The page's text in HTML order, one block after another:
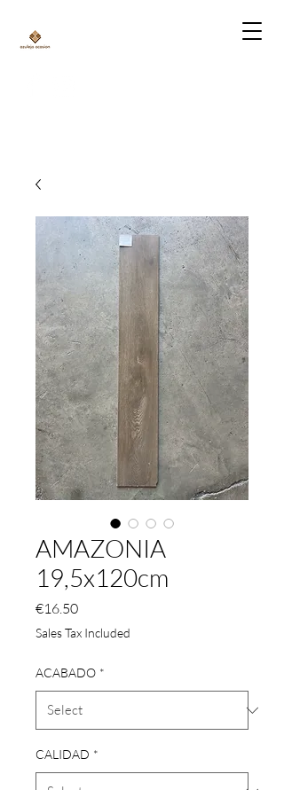
AMAZONIA
19,5x120cm
€16.50Price
Sales Tax Included
ACABADO *
CALIDAD *